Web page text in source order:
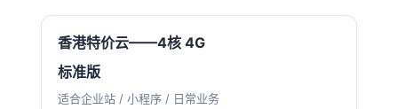
香港特价云——4核 4G
标准版
适合企业站 / 小程序 / 日常业务